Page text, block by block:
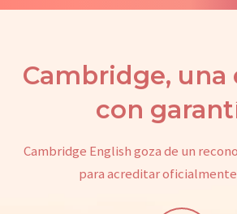
Cambridge, una
con
Cambridge English goza de un
para acreditar